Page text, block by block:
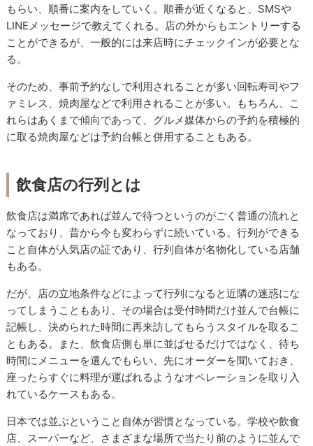
もらい、順番に案内をしていく。順番が近くなると、SMSや
LINEメッセージで教えてくれる。店の外からもエントリーする
ことができるが、一般的には来店時にチェックインが必要とな
る。
そのため、事前予約なしで利用されることが多い回転寿司やフ
ァミレス、焼肉屋などで利用されることが多い。もちろん、こ
れらはあくまで傾向であって、グルメ媒体からの予約を積極的
に取る焼肉屋などは予約台帳と併用することもある。
飲食店の行列とは
飲食店は満席であれば並んで待つというのがごく普通の流れと
なっており、昔から今も変わらずに続いている。行列ができる
こと自体が人気店の証であり、行列自体が名物化している店舗
もある。
だが、店の立地条件などによって行列になると近隣の迷惑にな
ってしまうこともあり、その場合は受付時間だけ並んで台帳に
記帳し、決められた時間に再来訪してもらうスタイルを取るこ
ともある。また、飲食店側も単に並ばせるだけではなく、待ち
時間にメニューを選んでもらい、先にオーダーを聞いておき、
座ったらすぐに料理が運ばれるようなオペレーションを取り入
れているケースもある。
日本では並ぶということ自体が習慣となっている。学校や飲食
店、スーパーなど、さまざまな場所で当たり前のように並んで